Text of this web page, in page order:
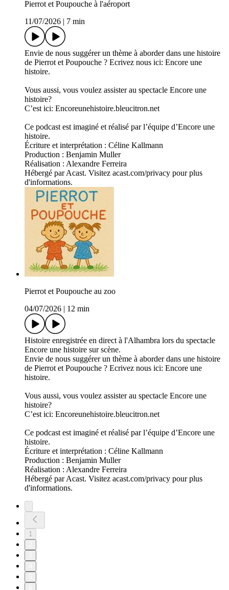
Pierrot et Poupouche à l'aéroport
11/07/2026
7 min
Envie de nous suggérer un thème à aborder dans une histoire
de Pierrot et Poupouche ? Ecrivez nous ici: Encore une
histoire.
Vous aussi, vous voulez assister au spectacle Encore une
histoire?
C’est ici: Encoreunehistoire.bleucitron.net
Ce podcast est imaginé et réalisé par l’équipe d’Encore une
histoire.
Écriture et interprétation : Céline Kallmann
Production : Benjamin Muller
Réalisation : Alexandre Ferreira
Hébergé par Acast. Visitez acast.com/privacy pour plus
d'informations.
Pierrot et Poupouche au zoo
04/07/2026
12 min
Histoire enregistrée en direct à l'Alhambra lors du spectacle
Encore une histoire sur scène.
Envie de nous suggérer un thème à aborder dans une histoire
de Pierrot et Poupouche ? Ecrivez nous ici: Encore une
histoire.
Vous aussi, vous voulez assister au spectacle Encore une
histoire?
C’est ici: Encoreunehistoire.bleucitron.net
Ce podcast est imaginé et réalisé par l’équipe d’Encore une
histoire.
Écriture et interprétation : Céline Kallmann
Production : Benjamin Muller
Réalisation : Alexandre Ferreira
Hébergé par Acast. Visitez acast.com/privacy pour plus
d'informations.
1